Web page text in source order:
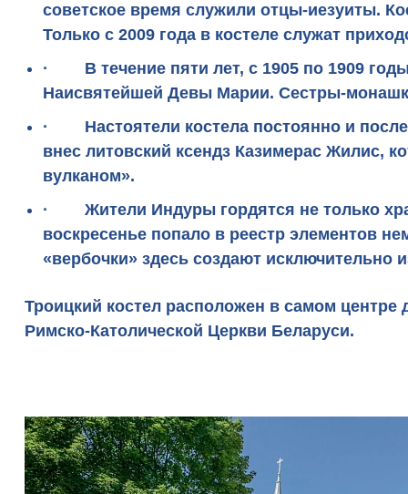
советское время служили отцы-иезуиты.
Только с 2009 года в костеле служат
· В течение пяти лет, с 1905 по 1909
Наисвятейшей Девы Марии. Сестры-
· Настоятели костела постоянно и
внес литовский ксендз Казимерас Жилис,
вулканом».
· Жители Индуры гордятся не только
воскресенье попало в реестр элементов
«вербочки» здесь создают
Троицкий костел расположен в самом центре
Римско-Католической Церкви Беларуси.